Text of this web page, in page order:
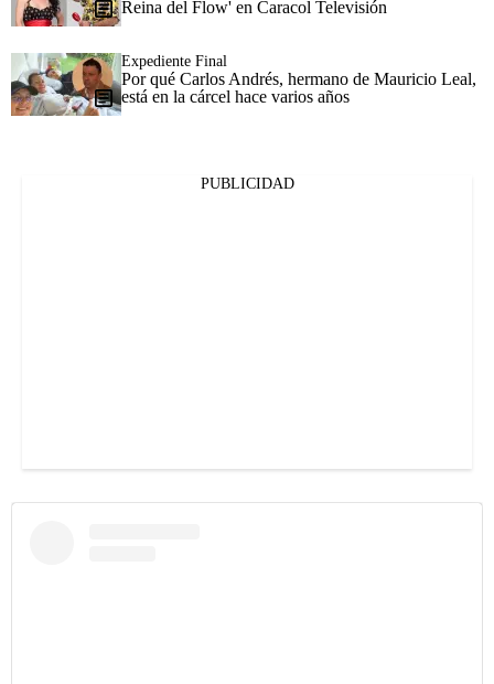
Reina del Flow' en Caracol Televisión
Expediente Final
Por qué Carlos Andrés, hermano de Mauricio Leal,
está en la cárcel hace varios años
PUBLICIDAD